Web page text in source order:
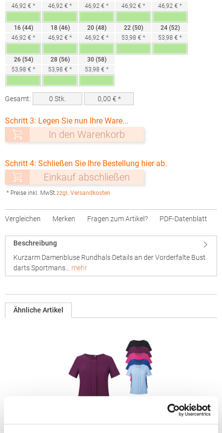
46,92 € *
46,92 € *
46,92 € *
46,92 € *
46,92 € *
16 (44)
46,92 € *
18 (46)
46,92 € *
20 (48)
46,92 € *
22 (50)
53,98 € *
24 (52)
53,98 € *
26 (54)
53,98 € *
28 (56)
53,98 € *
30 (58)
53,98 € *
Gesamt: 0 Stk. 0,00 € *
Schritt 3: Legen Sie nun Ihre Ware...
In den Warenkorb
Schritt 4: Schließen Sie Ihre Bestellung hier ab.
Einkauf abschließen
* Preise inkl. MwSt.zzgl. Versandkosten
Vergleichen Merken Fragen zum Artikel? PDF-Datenblatt
Beschreibung
Kurzarm Damenbluse Rundhals Details an der Vorderfalte Bust
darts Sportmans… mehr
Ähnliche Artikel